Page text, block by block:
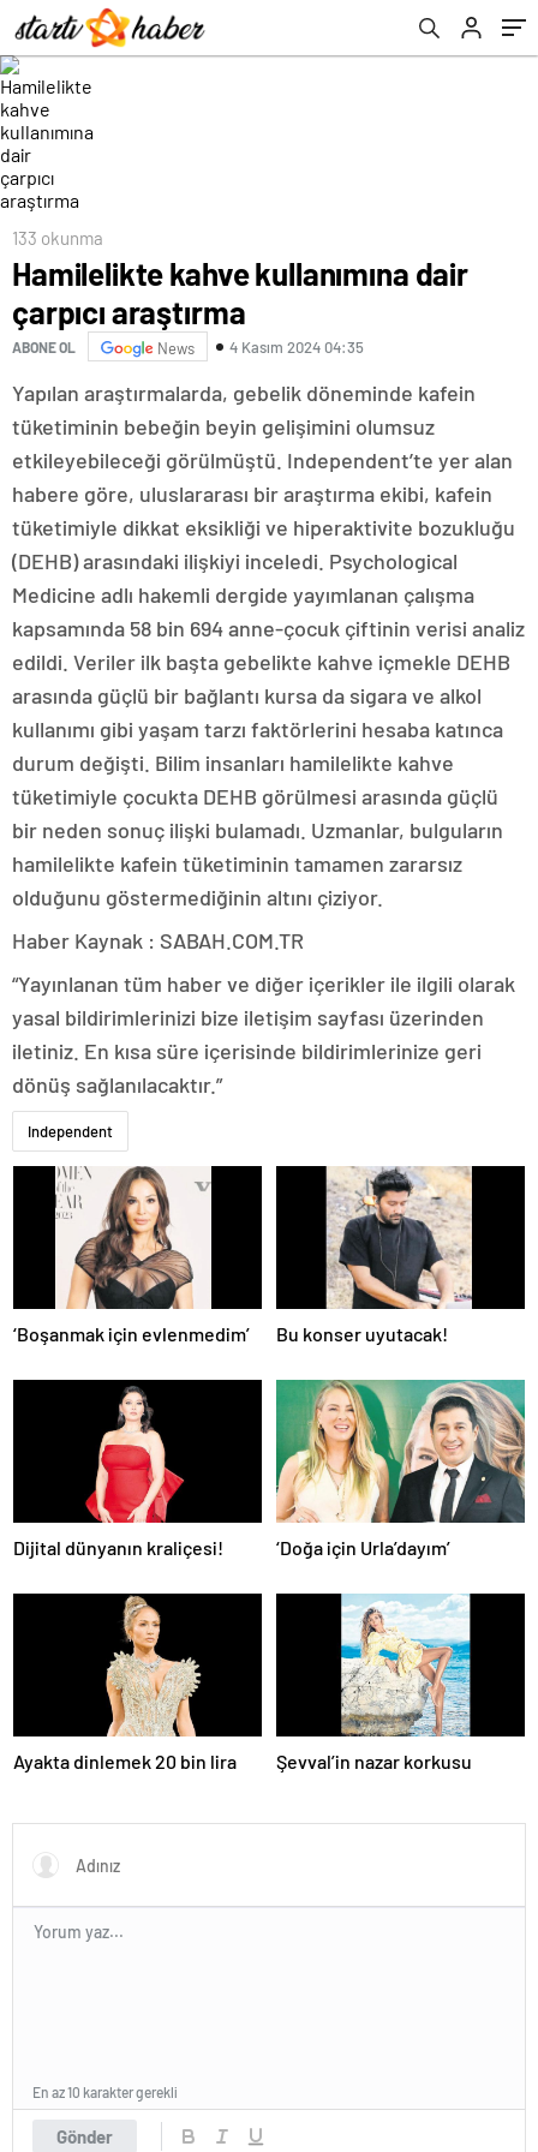
133 okunma
Hamilelikte kahve kullanımına dair
çarpıcı araştırma
ABONE OL News 4 Kasım 2024 04:35
Yapılan araştırmalarda, gebelik döneminde kafein
tüketiminin bebeğin beyin gelişimini olumsuz
etkileyebileceği görülmüştü. Independent’te yer alan
habere göre, uluslararası bir araştırma ekibi, kafein
tüketimiyle dikkat eksikliği ve hiperaktivite bozukluğu
(DEHB) arasındaki ilişkiyi inceledi. Psychological
Medicine adlı hakemli dergide yayımlanan çalışma
kapsamında 58 bin 694 anne-çocuk çiftinin verisi analiz
edildi. Veriler ilk başta gebelikte kahve içmekle DEHB
arasında güçlü bir bağlantı kursa da sigara ve alkol
kullanımı gibi yaşam tarzı faktörlerini hesaba katınca
durum değişti. Bilim insanları hamilelikte kahve
tüketimiyle çocukta DEHB görülmesi arasında güçlü
bir neden sonuç ilişki bulamadı. Uzmanlar, bulguların
hamilelikte kafein tüketiminin tamamen zararsız
olduğunu göstermediğinin altını çiziyor.
Haber Kaynak : SABAH.COM.TR
“Yayınlanan tüm haber ve diğer içerikler ile ilgili olarak
yasal bildirimlerinizi bize iletişim sayfası üzerinden
iletiniz. En kısa süre içerisinde bildirimlerinize geri
dönüş sağlanılacaktır.”
Independent
‘Boşanmak için evlenmedim’ Bu konser uyutacak!
Dijital dünyanın kraliçesi! ‘Doğa için Urla’dayım’
Ayakta dinlemek 20 bin lira Şevval’in nazar korkusu
Gönder
En az 10 karakter gerekli